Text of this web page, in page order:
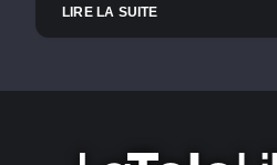
LIRE LA SUITE